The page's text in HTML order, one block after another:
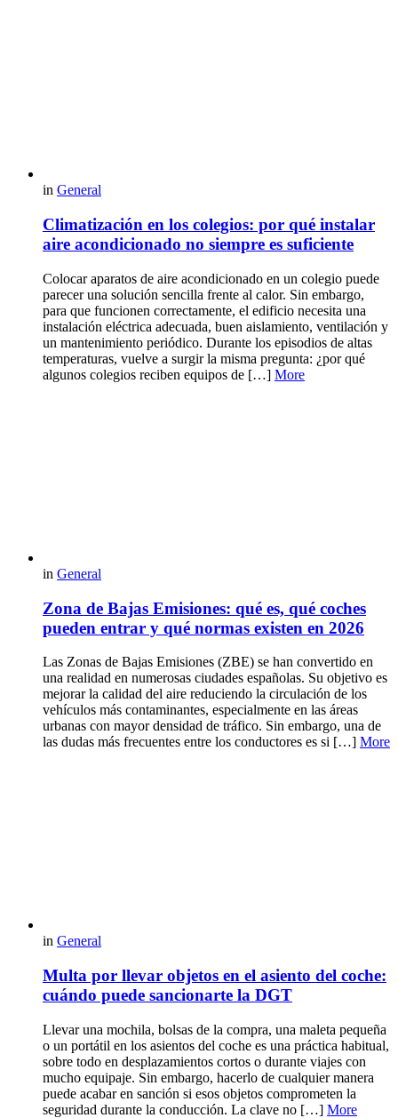
in General
Climatización en los colegios: por qué instalar
aire acondicionado no siempre es suficiente
Colocar aparatos de aire acondicionado en un colegio puede
parecer una solución sencilla frente al calor. Sin embargo,
para que funcionen correctamente, el edificio necesita una
instalación eléctrica adecuada, buen aislamiento, ventilación y
un mantenimiento periódico. Durante los episodios de altas
temperaturas, vuelve a surgir la misma pregunta: ¿por qué
algunos colegios reciben equipos de […] More
in General
Zona de Bajas Emisiones: qué es, qué coches
pueden entrar y qué normas existen en 2026
Las Zonas de Bajas Emisiones (ZBE) se han convertido en
una realidad en numerosas ciudades españolas. Su objetivo es
mejorar la calidad del aire reduciendo la circulación de los
vehículos más contaminantes, especialmente en las áreas
urbanas con mayor densidad de tráfico. Sin embargo, una de
las dudas más frecuentes entre los conductores es si […] More
in General
Multa por llevar objetos en el asiento del coche:
cuándo puede sancionarte la DGT
Llevar una mochila, bolsas de la compra, una maleta pequeña
o un portátil en los asientos del coche es una práctica habitual,
sobre todo en desplazamientos cortos o durante viajes con
mucho equipaje. Sin embargo, hacerlo de cualquier manera
puede acabar en sanción si esos objetos comprometen la
seguridad durante la conducción. La clave no […] More